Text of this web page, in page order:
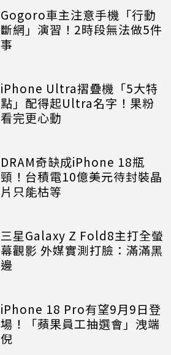
Gogoro車主注意手機「行動
斷網」演習！2時段無法做5件
事
iPhone Ultra摺疊機「5大特
點」配得起Ultra名字！果粉
看完更心動
DRAM奇缺成iPhone 18瓶
頸！台積電10億美元待封裝晶
片只能枯等
三星Galaxy Z Fold8主打全螢
幕觀影 外媒實測打臉：滿滿黑
邊
iPhone 18 Pro有望9月9日登
場！「蘋果員工抽選會」洩端
倪